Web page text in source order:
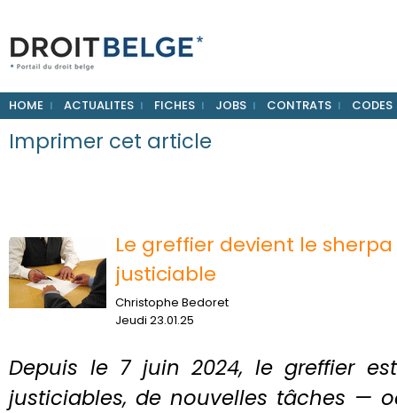
HOME ACTUALITES FICHES JOBS CONTRATS CODES
Imprimer cet article
Le greffier devient le
justiciable
Christophe Bedoret
Jeudi 23.01.25
Depuis le 7 juin 2024, le greffier
justiciables, de nouvelles tâches —